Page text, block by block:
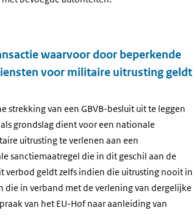
waarvoor door beperkende
voor militaire uitrusting geldt
strekking van een GBVB-besluit uit te leggen
grondslag dient voor een nationale
uitrusting te verlenen aan een
sanctiemaatregel die in dit geschil aan de
verbod geldt zelfs indien die uitrusting nooit in
die in verband met de verlening van dergelijke
van het EU-Hof naar aanleiding van